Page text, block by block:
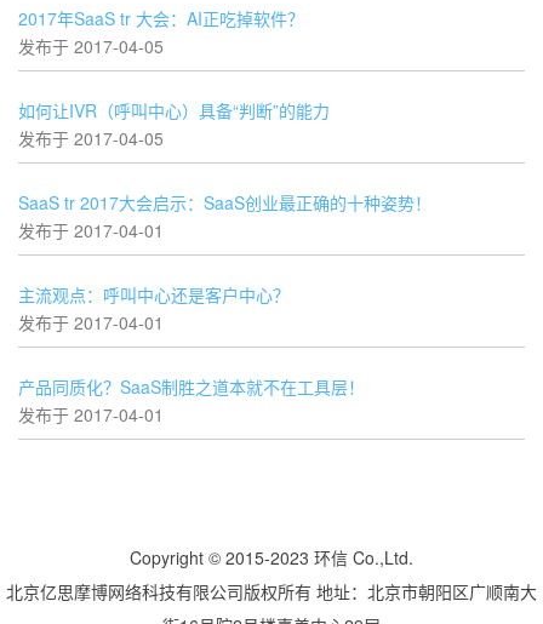
2017年SaaS tr 大会：AI正吃掉软件？
发布于 2017-04-05
如何让IVR（呼叫中心）具备“判断”的能力
发布于 2017-04-05
SaaS tr 2017大会启示：SaaS创业最正确的十种姿势！
发布于 2017-04-01
主流观点：呼叫中心还是客户中心？
发布于 2017-04-01
产品同质化？SaaS制胜之道本就不在工具层！
发布于 2017-04-01
Copyright © 2015-2023 环信 Co.,Ltd.
北京亿思摩博网络科技有限公司版权所有 地址：北京市朝阳区广顺南大